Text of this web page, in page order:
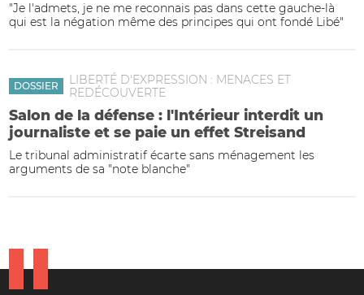
"Je l'admets, je ne me reconnais pas dans cette gauche-là
qui est la négation même des principes qui ont fondé Libé"
DOSSIER
LIBERTÉ D'EXPRESSION : MENACES ET
REDÉCOUVERTE
Salon de la défense : l'Intérieur interdit un
journaliste et se paie un effet Streisand
Le tribunal administratif écarte sans ménagement les
arguments de sa "note blanche"